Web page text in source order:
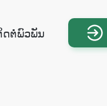
ດຕໍ່ພົວພັນ